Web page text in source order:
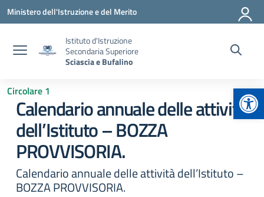
Vai ai contenuti
Vai al menu di navigazione
Vai al footer
Ministero dell'Istruzione e del Merito
Istituto d'Istruzione
Secondaria Superiore
Sciascia e Bufalino
Circolare 1
Calendario annuale delle attività
dell’Istituto – BOZZA
PROVVISORIA.
Calendario annuale delle attività dell’Istituto –
BOZZA PROVVISORIA.